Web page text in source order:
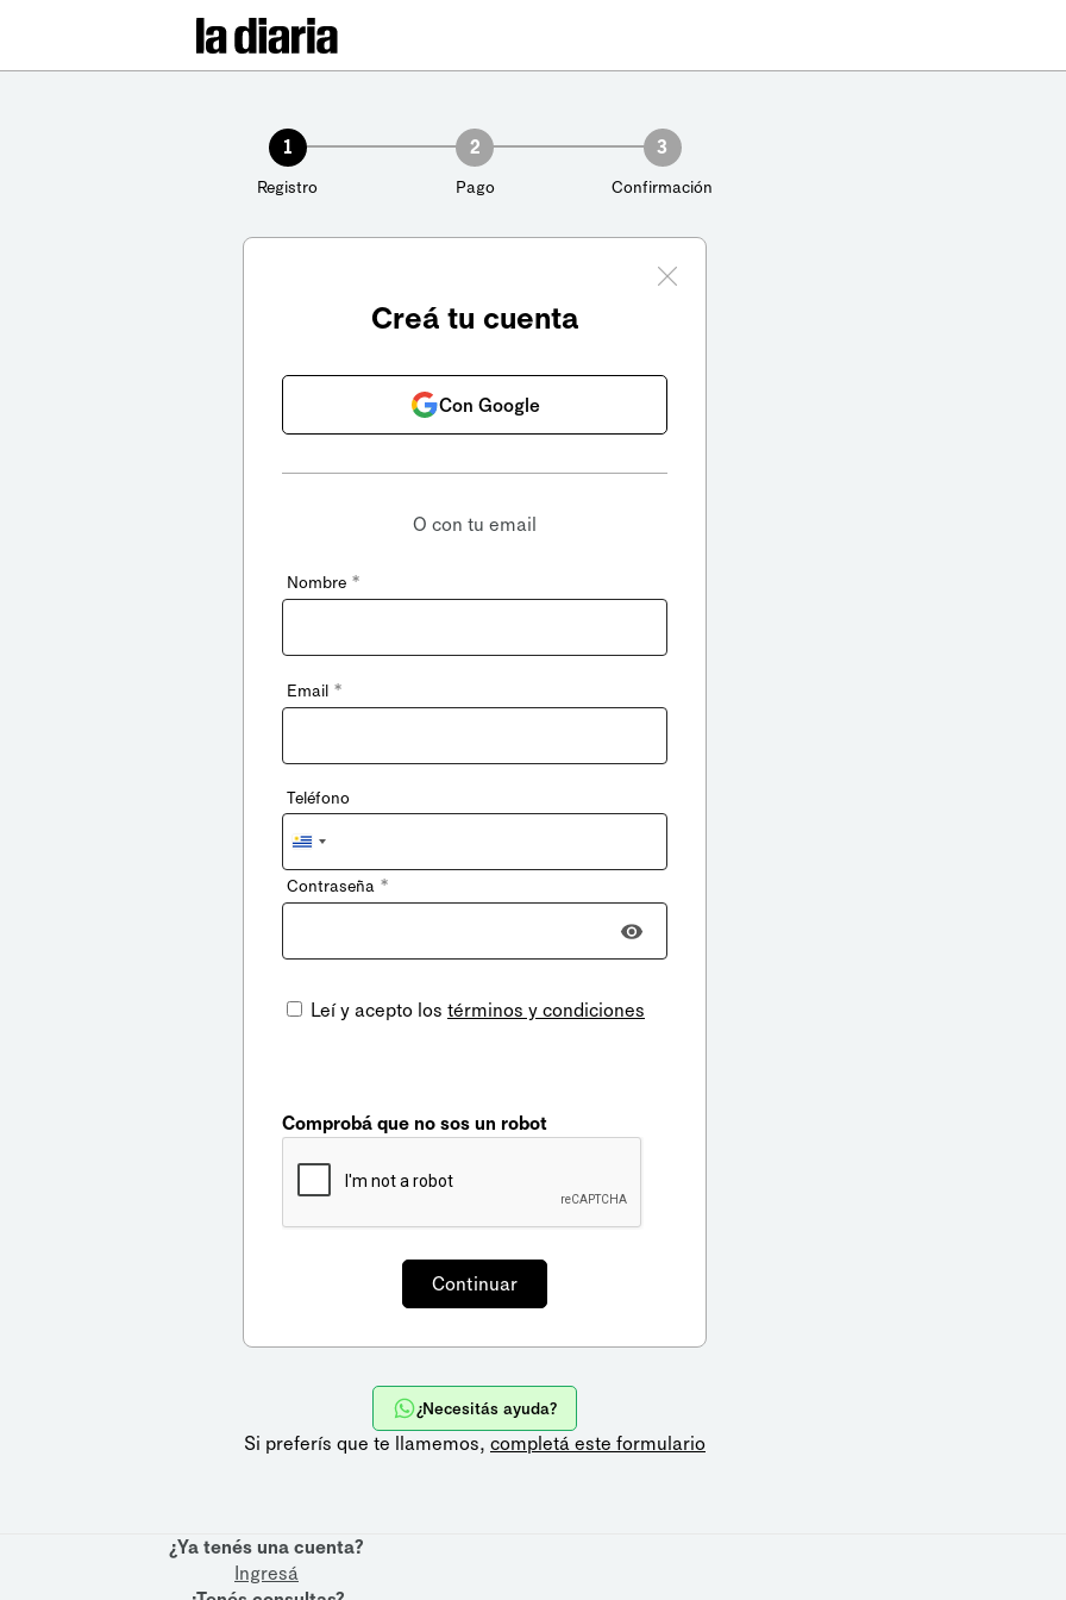
1
Registro
2
Pago
3
Confirmación
Creá tu cuenta
Con Google
O con tu email
Nombre *
Email *
Teléfono
Uruguay
+598
Contraseña *
Leí y acepto los términos y condiciones
Comprobá que no sos un robot
¿Necesitás ayuda?
Si preferís que te llamemos, completá este formulario
¿Ya tenés una cuenta?
Ingresá